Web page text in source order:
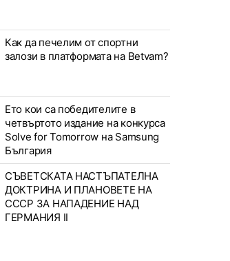
Как да печелим от спортни
залози в платформата на Betvam?
Ето кои са победителите в
четвъртото издание на конкурса
Solve for Tomorrow на Samsung
България
СЪВЕТСКАТА НАСТЪПАТЕЛНА
ДОКТРИНА И ПЛАНОВЕТЕ НА
СССР ЗА НАПАДЕНИЕ НАД
ГЕРМАНИЯ II